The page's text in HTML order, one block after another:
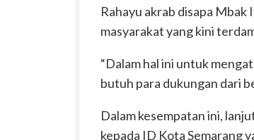
Rahayu akrab disapa
masyarakat yang kini
“Dalam hal ini untuk
butuh para dukungan dari
Dalam kesempatan ini,
kepada ID Kota Semarang